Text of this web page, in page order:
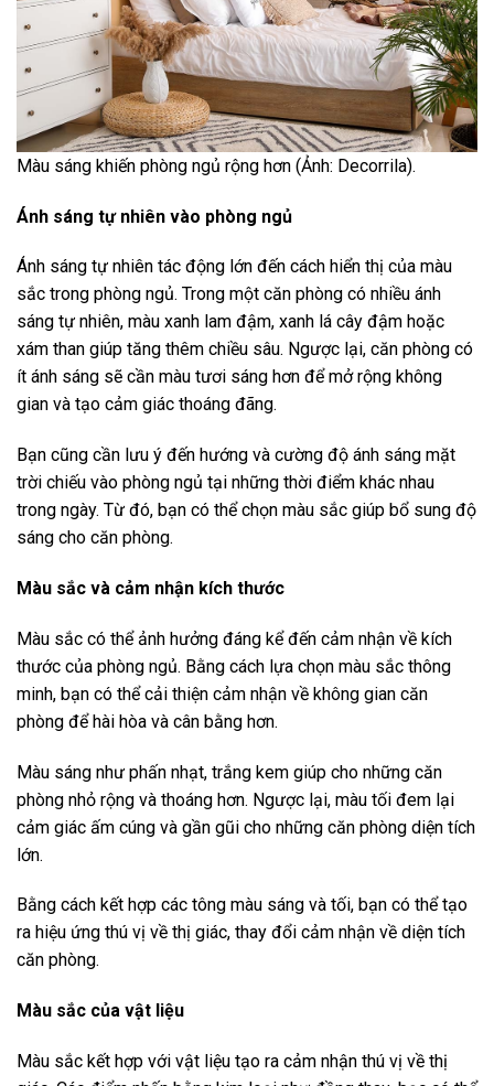
Màu sáng khiến phòng ngủ rộng hơn (Ảnh: Decorrila).
Ánh sáng tự nhiên vào phòng ngủ
Ánh sáng tự nhiên tác động lớn đến cách hiển thị của màu
sắc trong phòng ngủ. Trong một căn phòng có nhiều ánh
sáng tự nhiên, màu xanh lam đậm, xanh lá cây đậm hoặc
xám than giúp tăng thêm chiều sâu. Ngược lại, căn phòng có
ít ánh sáng sẽ cần màu tươi sáng hơn để mở rộng không
gian và tạo cảm giác thoáng đãng.
Bạn cũng cần lưu ý đến hướng và cường độ ánh sáng mặt
trời chiếu vào phòng ngủ tại những thời điểm khác nhau
trong ngày. Từ đó, bạn có thể chọn màu sắc giúp bổ sung độ
sáng cho căn phòng.
Màu sắc và cảm nhận kích thước
Màu sắc có thể ảnh hưởng đáng kể đến cảm nhận về kích
thước của phòng ngủ. Bằng cách lựa chọn màu sắc thông
minh, bạn có thể cải thiện cảm nhận về không gian căn
phòng để hài hòa và cân bằng hơn.
Màu sáng như phấn nhạt, trắng kem giúp cho những căn
phòng nhỏ rộng và thoáng hơn. Ngược lại, màu tối đem lại
cảm giác ấm cúng và gần gũi cho những căn phòng diện tích
lớn.
Bằng cách kết hợp các tông màu sáng và tối, bạn có thể tạo
ra hiệu ứng thú vị về thị giác, thay đổi cảm nhận về diện tích
căn phòng.
Màu sắc của vật liệu
Màu sắc kết hợp với vật liệu tạo ra cảm nhận thú vị về thị